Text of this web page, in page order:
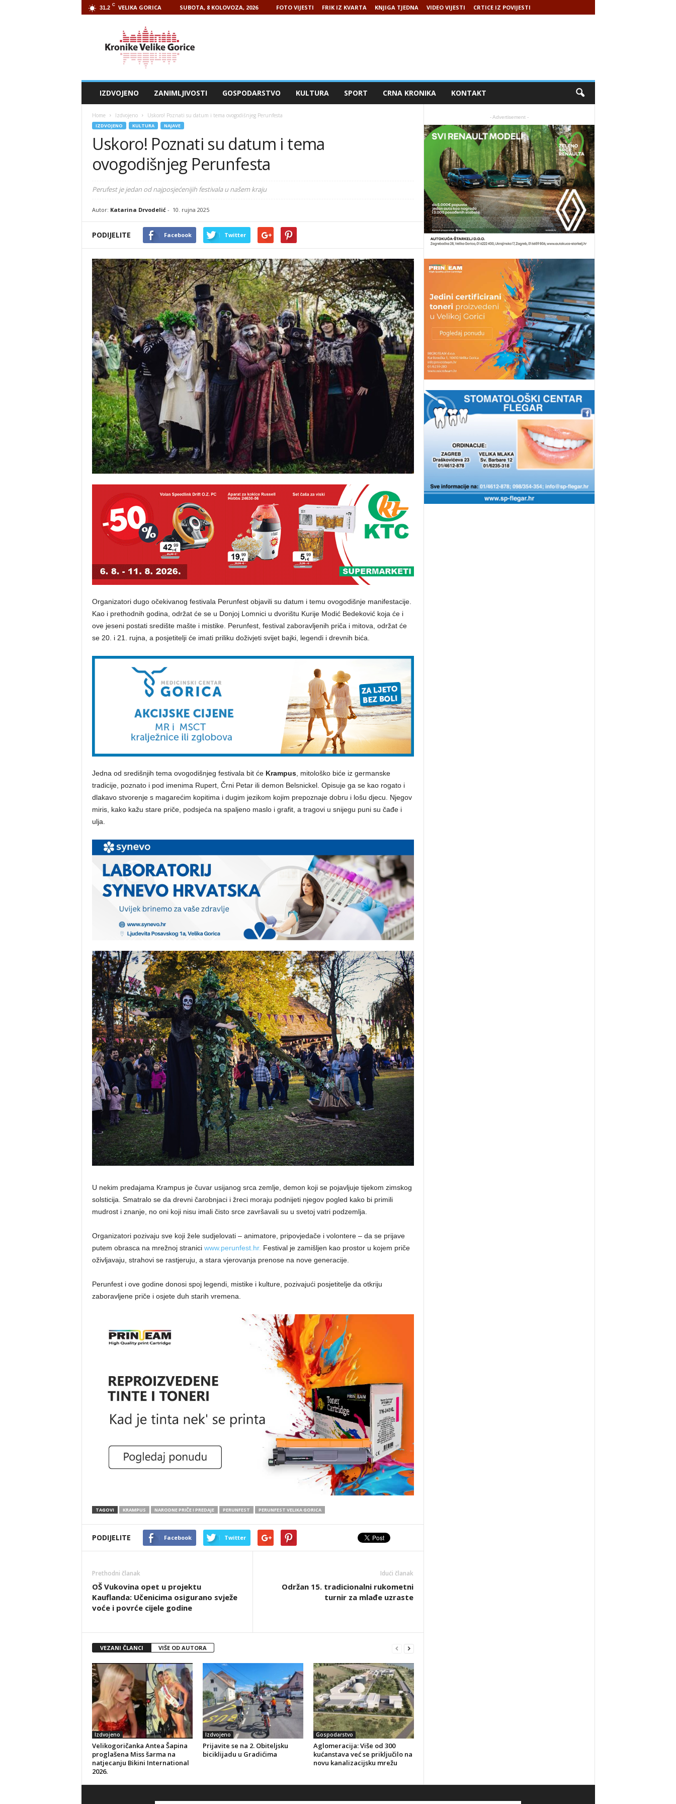
31.2 C VELIKA GORICA SUBOTA, 8 KOLOVOZA, 2026 FOTO VIJESTI FRIK IZ KVARTA KNJIGA TJEDNA VIDEO VIJESTI CRTICE IZ POVIJESTI
IZDVOJENO ZANIMLJIVOSTI GOSPODARSTVO KULTURA SPORT CRNA KRONIKA KONTAKT
Home Izdvojeno Uskoro! Poznati su datum i tema ovogodišnjeg Perunfesta
IZDVOJENO KULTURA NAJAVE
Uskoro! Poznati su datum i tema
ovogodišnjeg Perunfesta
Perufest je jedan od najposjećenijih festivala u našem kraju
Autor: Katarina Drvodelić- 10. rujna 2025
PODIJELITE Facebook Twitter
Organizatori dugo očekivanog festivala Perunfest objavili su datum i temu ovogodišnje manifestacije.
Kao i prethodnih godina, održat će se u Donjoj Lomnici u dvorištu Kurije Modić Bedeković koja će i
ove jeseni postati središte mašte i mistike. Perunfest, festival zaboravljenih priča i mitova, održat će
se 20. i 21. rujna, a posjetitelji će imati priliku doživjeti svijet bajki, legendi i drevnih bića.
Jedna od središnjih tema ovogodišnjeg festivala bit će Krampus, mitološko biće iz germanske
tradicije, poznato i pod imenima Rupert, Črni Petar ili demon Belsnickel. Opisuje ga se kao rogato i
dlakavo stvorenje s magarećim kopitima i dugim jezikom kojim prepoznaje dobru i lošu djecu. Njegov
miris, kako kažu stare priče, podsjeća na spaljeno maslo i grafit, a tragovi u snijegu puni su čađe i
ulja.
U nekim predajama Krampus je čuvar usijanog srca zemlje, demon koji se pojavljuje tijekom zimskog
solsticija. Smatralo se da drevni čarobnjaci i žreci moraju podnijeti njegov pogled kako bi primili
mudrost i znanje, no oni koji nisu imali čisto srce završavali su u svetoj vatri podzemlja.
Organizatori pozivaju sve koji žele sudjelovati – animatore, pripovjedače i volontere – da se prijave
putem obrasca na mrežnoj stranici www.perunfest.hr. Festival je zamišljen kao prostor u kojem priče
oživljavaju, strahovi se rastjeruju, a stara vjerovanja prenose na nove generacije.
Perunfest i ove godine donosi spoj legendi, mistike i kulture, pozivajući posjetitelje da otkriju
zaboravljene priče i osjete duh starih vremena.
TAGOVI KRAMPUS NARODNE PRIČE I PREDAJE PERUNFEST PERUNFEST VELIKA GORICA
PODIJELITE Facebook Twitter
Prethodni članak
OŠ Vukovina opet u projektu
Kauflanda: Učenicima osigurano svježe
voće i povrće cijele godine
Idući članak
Održan 15. tradicionalni rukometni
turnir za mlađe uzraste
VEZANI ČLANCI VIŠE OD AUTORA
Izdvojeno
Velikogoričanka Antea Šapina
proglašena Miss šarma na
natjecanju Bikini International
2026.
Izdvojeno
Prijavite se na 2. Obiteljsku
biciklijadu u Gradićima
Gospodarstvo
Aglomeracija: Više od 300
kućanstava već se priključilo na
novu kanalizacijsku mrežu
- Advertisement -